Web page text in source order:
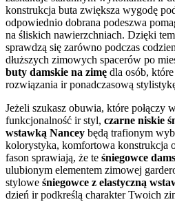
konstrukcja buta zwiększa wygodę
odpowiednio dobrana podeszwa
na śliskich nawierzchniach. Dzięki
sprawdzą się zarówno podczas
dłuższych zimowych spacerów po
buty damskie na zimę dla osób,
rozwiązania ir ponadczasową
Jeżeli szukasz obuwia, które połączy
funkcjonalność ir styl, czarne niskie
wstawką Nancey będą trafionym
kolorystyka, komfortowa konstrukcja
fason sprawiają, że te śniegowce
ulubionym elementem zimowej
stylowe śniegowce z elastyczną
dzień ir podkreślą charakter Twoich